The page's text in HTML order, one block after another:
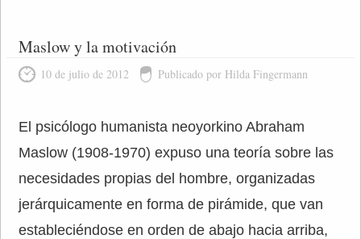
Maslow y la motivación
10 de julio de 2012 Publicado por Hilda Fingermann
El psicólogo humanista neoyorkino Abraham
Maslow (1908-1970) expuso una teoría sobre las
necesidades propias del hombre, organizadas
jerárquicamente en forma de pirámide, que van
estableciéndose en orden de abajo hacia arriba,